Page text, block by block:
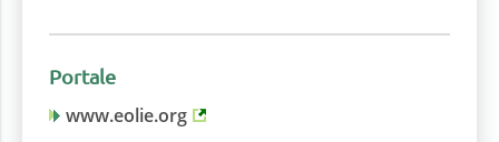
Portale
www.eolie.org